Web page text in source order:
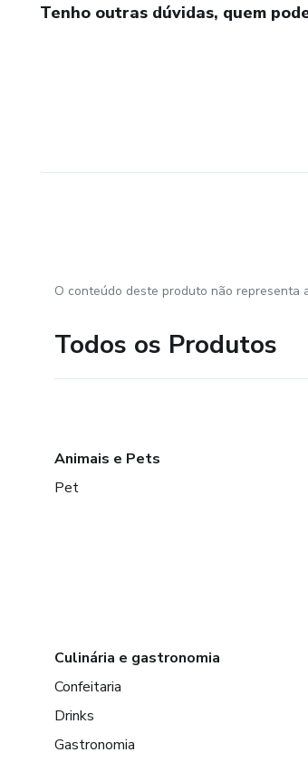
Tenho outras dúvidas, quem
O conteúdo deste produto não representa
Todos os Produtos
Animais e Pets
Pet
Culinária e gastronomia
Confeitaria
Drinks
Gastronomia